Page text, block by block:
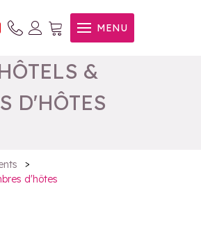
MENU
&
D'HÔTES
>
d'hôtes